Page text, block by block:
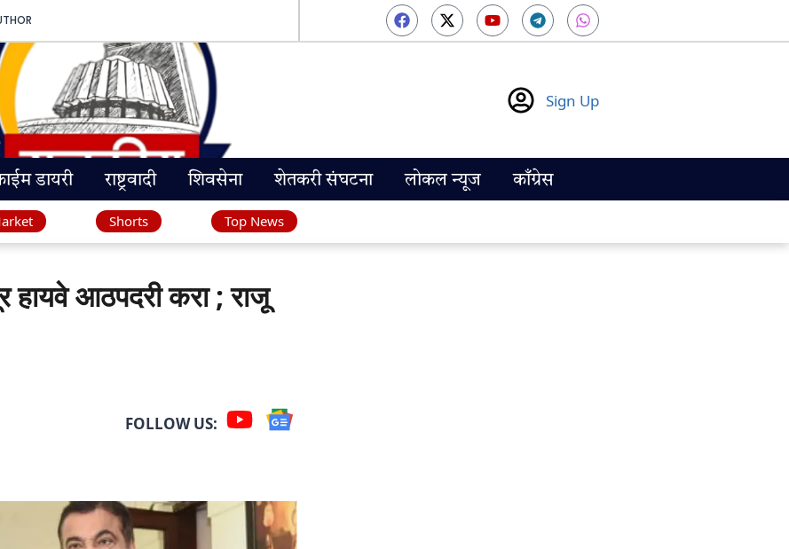
Sign Up
डायरी राष्ट्रवादी शिवसेना शेतकरी संघटना लोकल न्यूज काँग्रेस
Shorts Top News
आठपदरी करा ; राजू
FOLLOW US: